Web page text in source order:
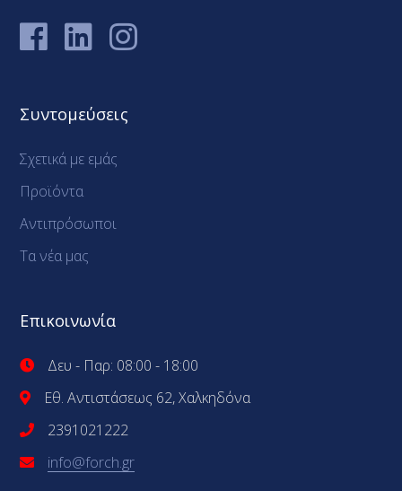
Συντομεύσεις
Σχετικά με εμάς
Προϊόντα
Αντιπρόσωποι
Τα νέα μας
Επικοινωνία
Δευ - Παρ: 08:00 - 18:00
Εθ. Αντιστάσεως 62, Χαλκηδόνα
2391021222
info@forch.gr